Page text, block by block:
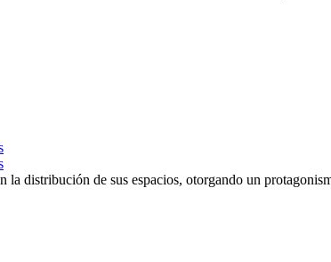
distribución de sus espacios, otorgando un